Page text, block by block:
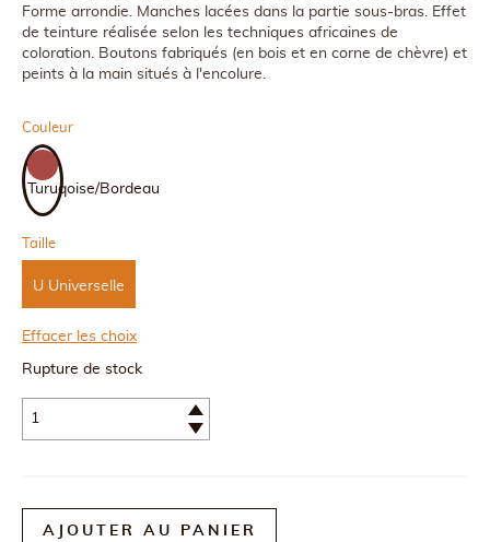
Forme arrondie. Manches lacées dans la partie sous-bras. Effet
de teinture réalisée selon les techniques africaines de
coloration. Boutons fabriqués (en bois et en corne de chèvre) et
peints à la main situés à l'encolure.
Couleur
Turuqoise/Bordeau
Taille
U Universelle
Effacer les choix
Rupture de stock
AJOUTER AU PANIER